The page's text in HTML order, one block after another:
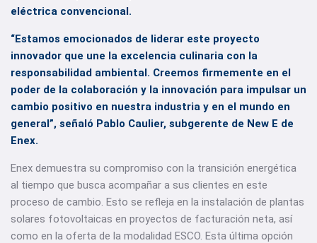
eléctrica convencional.
“Estamos emocionados de liderar este proyecto
innovador que une la excelencia culinaria con la
responsabilidad ambiental. Creemos firmemente en el
poder de la colaboración y la innovación para impulsar un
cambio positivo en nuestra industria y en el mundo en
general”, señaló Pablo Caulier, subgerente de New E de
Enex.
Enex demuestra su compromiso con la transición energética
al tiempo que busca acompañar a sus clientes en este
proceso de cambio. Esto se refleja en la instalación de plantas
solares fotovoltaicas en proyectos de facturación neta, así
como en la oferta de la modalidad ESCO. Esta última opción